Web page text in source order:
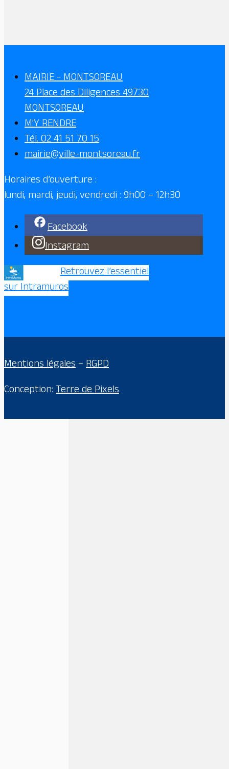
MAIRIE - MONTSOREAU
24 Place des Diligences 49730
MONTSOREAU
M'Y RENDRE
Tél. 02 41 51 70 15
mairie@ville-montsoreau.fr
Horaires d’ouverture :
lundi, mardi, jeudi, vendredi : 9h00 – 12h30
Facebook
Instagram
Retrouvez l’essentiel
sur Intramuros
Mentions légales – RGPD
Conception: Terre de Pixels